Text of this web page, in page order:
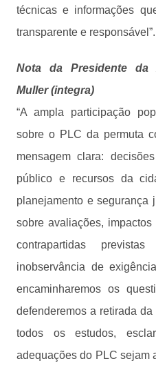
técnicas e informações
transparente e responsável”.
Nota da Presidente da
Muller (integra)
“A ampla participação
sobre o PLC da permuta
mensagem clara:
público e recursos da
planejamento e segurança
sobre avaliações,
contrapartidas
inobservância de
encaminharemos os
defenderemos a retirada
todos os estudos,
adequações do PLC sejam